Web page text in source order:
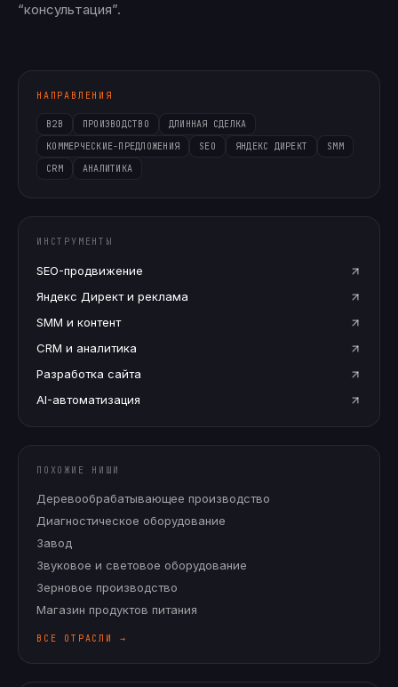
“консультация”.
НАПРАВЛЕНИЯ
B2B ПРОИЗВОДСТВО
ДЛИННАЯ СДЕЛКА
КОММЕРЧЕСКИЕ-ПРЕДЛОЖЕНИЯ
SEO ЯНДЕКС ДИРЕКТ
SMM
CRM
АНАЛИТИКА
ИНСТРУМЕНТЫ
SEO-продвижение
Яндекс Директ и реклама
SMM и контент
CRM и аналитика
Разработка сайта
AI-автоматизация
ПОХОЖИЕ НИШИ
Деревообрабатывающее производство
Диагностическое оборудование
Завод
Звуковое и световое оборудование
Зерновое производство
Магазин продуктов питания
ВСЕ ОТРАСЛИ →